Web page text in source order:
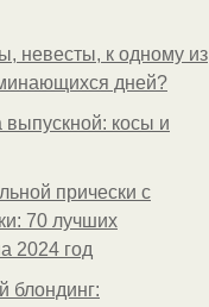
невесты, к одному из
дней?
выпускной: косы и
прически с
70 лучших
2024 год
блондинг: